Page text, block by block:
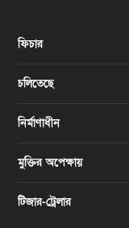
ফিচার
চলিতেছে
নির্মাণাধীন
মুক্তির অপেক্ষায়
টিজার-ট্রেলার